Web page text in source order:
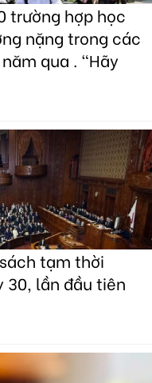
trường hợp học
nặng trong các
qua . "Hãy
tạm thời
30, lần đầu tiên